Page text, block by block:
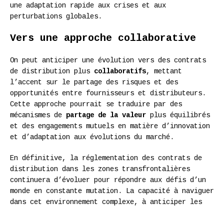
une adaptation rapide aux crises et aux
perturbations globales.
Vers une approche collaborative
On peut anticiper une évolution vers des contrats
de distribution plus collaboratifs, mettant
l’accent sur le partage des risques et des
opportunités entre fournisseurs et distributeurs.
Cette approche pourrait se traduire par des
mécanismes de partage de la valeur plus équilibrés
et des engagements mutuels en matière d’innovation
et d’adaptation aux évolutions du marché.
En définitive, la réglementation des contrats de
distribution dans les zones transfrontalières
continuera d’évoluer pour répondre aux défis d’un
monde en constante mutation. La capacité à naviguer
dans cet environnement complexe, à anticiper les